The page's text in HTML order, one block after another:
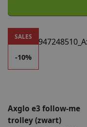
SALES
-10%
Axglo e3 follow-me
trolley (zwart)
Axglo e3 follow-me